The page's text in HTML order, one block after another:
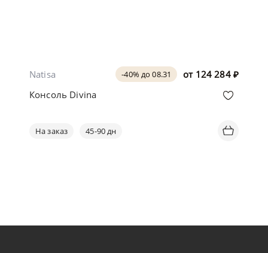
от 124 284 ₽
-40% до 08.31
Natisa
Консоль Divina
На заказ 45-90 дн